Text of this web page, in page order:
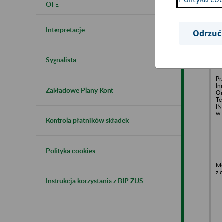
OFE
Interpretacje
Sygnalista
Zakładowe Plany Kont
Kontrola płatników składek
Polityka cookies
Instrukcja korzystania z BIP ZUS
w
z